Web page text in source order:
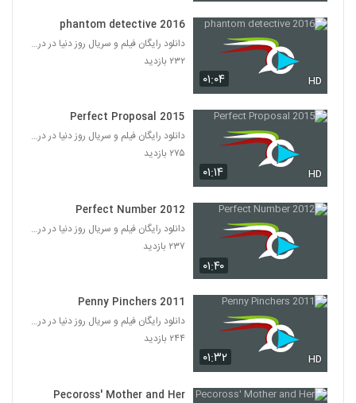
۰۱:۰۴ HD
phantom detective 2016
دانلود رایگان فیلم و سریال روز دنیا در درامافا
۲۳۲ بازدید
۰۱:۱۴ HD
Perfect Proposal 2015
دانلود رایگان فیلم و سریال روز دنیا در درامافا
۲۷۵ بازدید
۰۱:۴۰
Perfect Number 2012
دانلود رایگان فیلم و سریال روز دنیا در درامافا
۲۳۷ بازدید
۰۱:۳۲ HD
Penny Pinchers 2011
دانلود رایگان فیلم و سریال روز دنیا در درامافا
۲۴۴ بازدید
Pecoross' Mother and Her